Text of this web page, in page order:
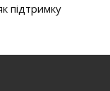
підтримку